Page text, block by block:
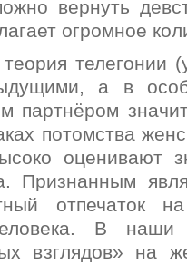
вернуть
огромное
телегонии
а в
партнёром
потомства
оценивают
Признанным
отпечаток
В наши
взглядов» на